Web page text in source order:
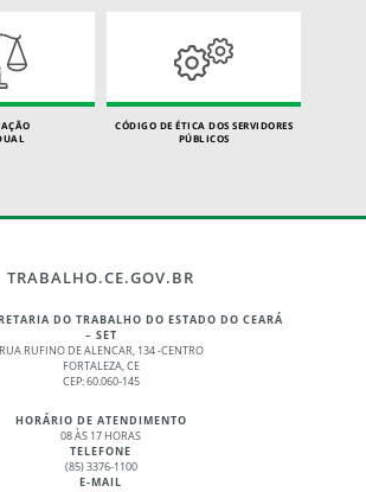
CÓDIGO DE ÉTICA DOS SERVIDORES
PÚBLICOS
TRABALHO.CE.GOV.BR
DO TRABALHO DO ESTADO DO CEARÁ
– SET
RUA RUFINO DE ALENCAR, 134 -CENTRO
FORTALEZA, CE
CEP: 60.060-145
HORÁRIO DE ATENDIMENTO
08 ÀS 17 HORAS
TELEFONE
(85) 3376-1100
E-MAIL